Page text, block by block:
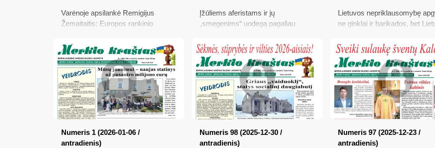
Varėnoje apsilankė Remigijus
Žemaitaitis; Europos rankinio
varėniškiai; Nemokamas skiepas
nuo pavojingos infekcijos; Internete
šeimininkauja... dirbtinis intelektas
Įžūliems aferistams ir jų
„smegenims“ uodegą pagaliau
varėniškiai brangiai moka už
šildymą ir geriamąjį vandenį?;
Laisvės liepsna Valkininkų aikštėje;
Įsigaliojo naujos statinių mokestinės
vertės; Kada vaistus gerti prieš
valgį, o kada po jo?
Lietuvos nepriklausomybę
ne ginklai ir barikados, bet
ryžtas; Kas už leidimą verstis
mokės 104 eurus, o kas jį
dykai?; Auginantys vaikus
didesnių išmokų: kaip
jas įdarbinti
Numeris 1 (2026-01-06 /
antradienis)
Numeris 98 (2025-12-30 /
antradienis)
Numeris 97 (2025-12-23 /
antradienis)